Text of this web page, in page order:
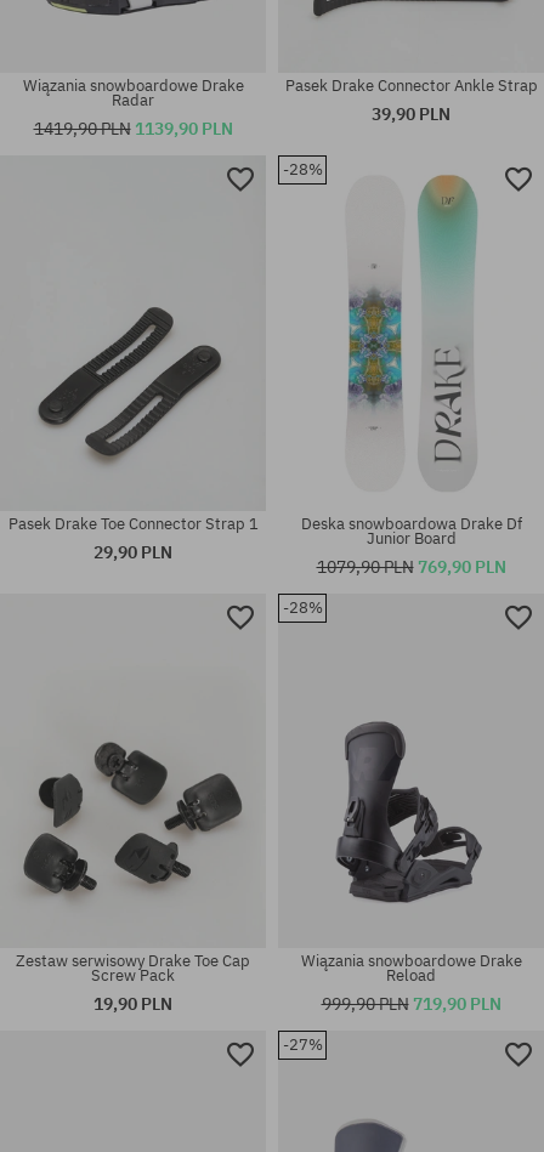
Dostępne rozmiary:
Wiązania snowboardowe Drake
Radar
1419,90 PLN 1139,90 PLN
Pasek Drake Connector Ankle Strap
39,90 PLN
Pasek Drake Toe Connector Strap 1
29,90 PLN
-28%
Dostępne rozmiary:
Deska snowboardowa Drake Df
Junior Board
1079,90 PLN 769,90 PLN
Zestaw serwisowy Drake Toe Cap
Screw Pack
19,90 PLN
-28%
Wiązania snowboardowe Drake
Reload
999,90 PLN 719,90 PLN
-27%